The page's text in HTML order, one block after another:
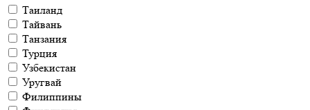
Таиланд
Тайвань
Танзания
Турция
Узбекистан
Уругвай
Филиппины